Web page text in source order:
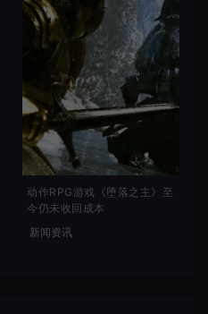
动作RPG游戏《堕落之主》至
今仍未收回成本
新闻资讯